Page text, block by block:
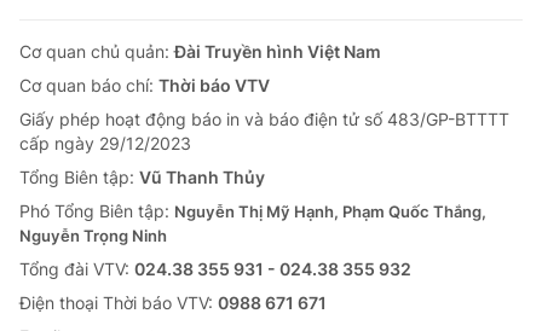
Cơ quan chủ quản:Đài Truyền hình Việt Nam
Cơ quan báo chí: Thời báo VTV
Giấy phép hoạt động báo in và báo điện tử số 483/GP-BTTTT
cấp ngày 29/12/2023
Tổng Biên tập: Vũ Thanh Thủy
Phó Tổng Biên tập: Nguyễn Thị Mỹ Hạnh, Phạm Quốc Thắng,
Nguyễn Trọng Ninh
Tổng đài VTV: 024.38 355 931 - 024.38 355 932
Ðiện thoại Thời báo VTV: 0988 671 671